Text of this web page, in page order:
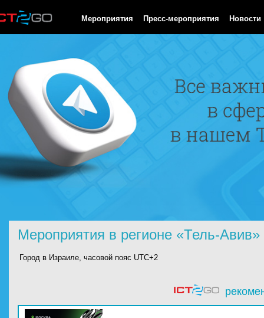
Мероприятия Пресс-мероприятия Новости
Мероприятия в регионе «Тель-Авив»
Город в Израиле, часовой пояс UTC+2